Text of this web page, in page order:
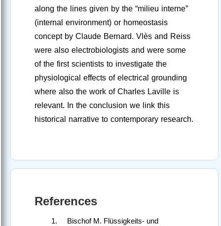
along the lines given by the “milieu interne”
(internal environment) or homeostasis
concept by Claude Bernard. Vlès and Reiss
were also electrobiologists and were some
of the first scientists to investigate the
physiological effects of electrical grounding
where also the work of Charles Laville is
relevant. In the conclusion we link this
historical narrative to contemporary research.
References
Bischof M. Flüssigkeits- und